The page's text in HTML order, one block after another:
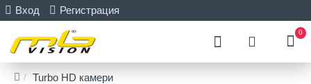
Вход Регистрация
0
Turbo HD камери